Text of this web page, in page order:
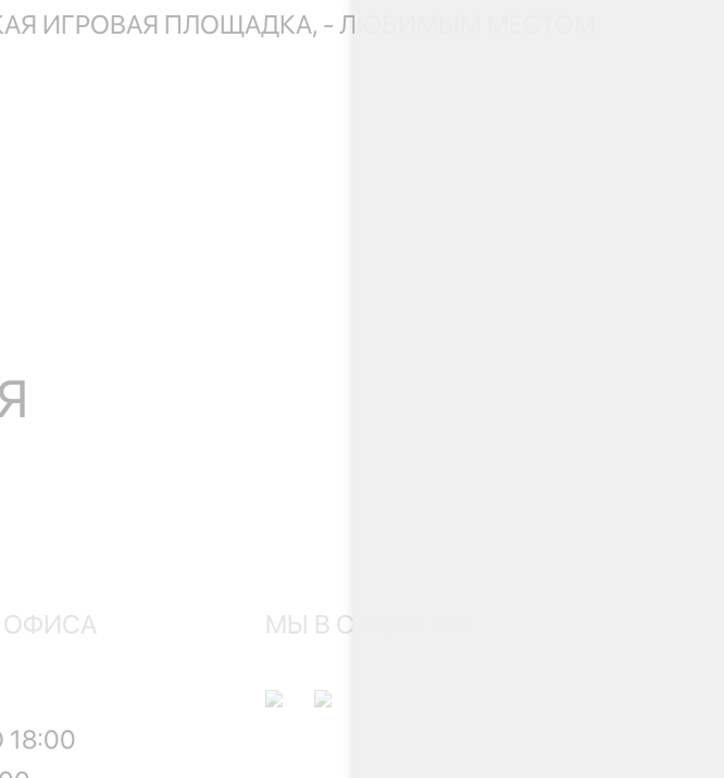
ИГРОВАЯ ПЛОЩАДКА, - ЛЮБИМЫМ МЕСТОМ
ОФИСА
МЫ В СОЦСЕТЯХ